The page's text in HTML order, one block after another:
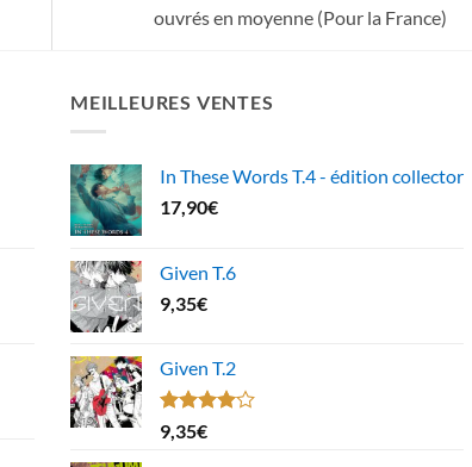
ouvrés en moyenne (Pour la France)
MEILLEURES VENTES
In These Words T.4 - édition collector
17,90€
Given T.6
9,35€
Given T.2
Note
4.00
9,35€